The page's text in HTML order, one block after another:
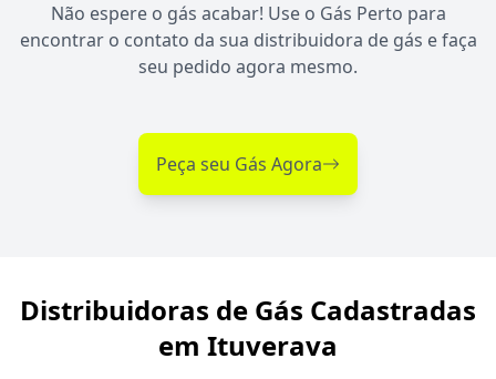
Não espere o gás acabar! Use o Gás Perto para
encontrar o contato da sua distribuidora de gás e faça
seu pedido agora mesmo.
Peça seu Gás Agora
Distribuidoras de Gás Cadastradas
em Ituverava